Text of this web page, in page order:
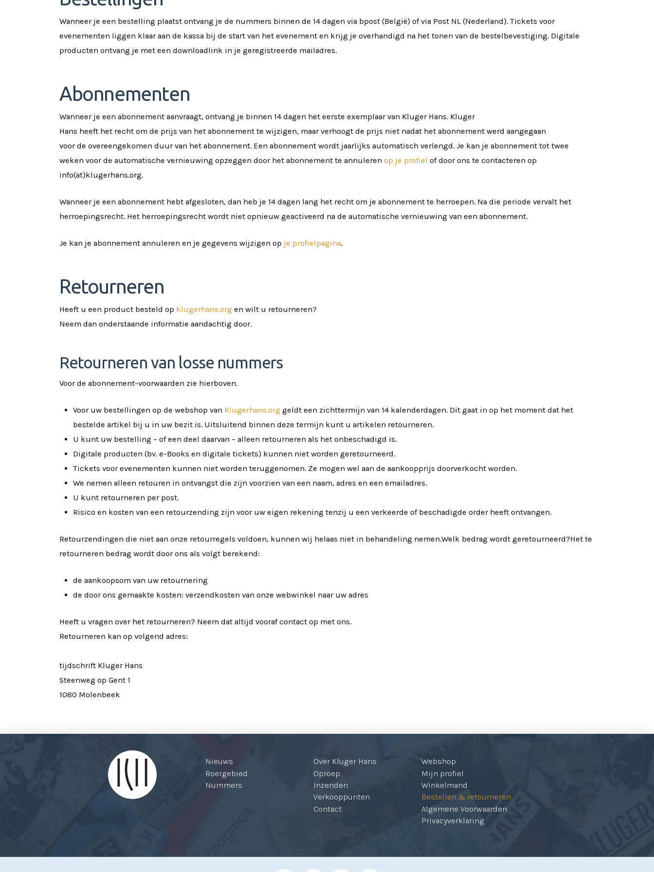
Wanneer je een bestelling plaatst ontvang je de nummers binnen de 14 dagen via bpost (België) of via Post NL (Nederland). Tickets voor
evenementen liggen klaar aan de kassa bij de start van het evenement en krijg je overhandigd na het tonen van de bestelbevestiging. Digitale
producten ontvang je met een downloadlink in je geregistreerde mailadres.
Abonnementen
Wanneer je een abonnement aanvraagt, ontvang je binnen 14 dagen het eerste exemplaar van Kluger Hans. Kluger
Hans heeft het recht om de prijs van het abonnement te wijzigen, maar verhoogt de prijs niet nadat het abonnement werd aangegaan
voor de overeengekomen duur van het abonnement. Een abonnement wordt jaarlijks automatisch verlengd. Je kan je abonnement tot twee
weken voor de automatische vernieuwing opzeggen door het abonnement te annuleren op je profiel of door ons te contacteren op
info(at)klugerhans.org.
Wanneer je een abonnement hebt afgesloten, dan heb je 14 dagen lang het recht om je abonnement te herroepen. Na die periode vervalt het
herroepingsrecht. Het herroepingsrecht wordt niet opnieuw geactiveerd na de automatische vernieuwing van een abonnement.
Je kan je abonnement annuleren en je gegevens wijzigen op je profielpagina.
Retourneren
Heeft u een product besteld op klugerhans.org en wilt u retourneren?
Neem dan onderstaande informatie aandachtig door.
Retourneren van losse nummers
Voor de abonnement-voorwaarden zie hierboven.
Voor uw bestellingen op de webshop van Klugerhans.org geldt een zichttermijn van 14 kalenderdagen. Dit gaat in op het moment dat het
bestelde artikel bij u in uw bezit is. Uitsluitend binnen deze termijn kunt u artikelen retourneren.
U kunt uw bestelling – of een deel daarvan – alleen retourneren als het onbeschadigd is.
Digitale producten (bv. e-Books en digitale tickets) kunnen niet worden geretourneerd.
Tickets voor evenementen kunnen niet worden teruggenomen. Ze mogen wel aan de aankoopprijs doorverkocht worden.
We nemen alleen retouren in ontvangst die zijn voorzien van een naam, adres en een emailadres.
U kunt retourneren per post.
Risico en kosten van een retourzending zijn voor uw eigen rekening tenzij u een verkeerde of beschadigde order heeft ontvangen.
Retourzendingen die niet aan onze retourregels voldoen, kunnen wij helaas niet in behandeling nemen.Welk bedrag wordt geretourneerd?Het te
retourneren bedrag wordt door ons als volgt berekend:
de aankoopsom van uw retournering
de door ons gemaakte kosten: verzendkosten van onze webwinkel naar uw adres
Heeft u vragen over het retourneren? Neem dat altijd vooraf contact op met ons.
Retourneren kan op volgend adres:
tijdschrift Kluger Hans
Steenweg op Gent 1
1080 Molenbeek
Nieuws
Roergebied
Nummers
Over Kluger Hans
Oproep
Inzenden
Verkooppunten
Contact
Webshop
Mijn profiel
Winkelmand
Bestellen & retourneren
Algemene Voorwaarden
Privacyverklaring